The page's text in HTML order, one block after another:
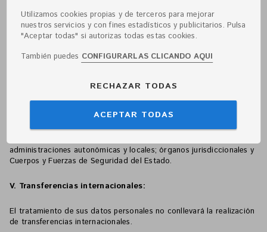
IV. Comunicaciones de datos personales:
Sus datos personales podrán ser comunicados a proveedores de
servicios tecnológicos externos, tales como servicios de
tratarán sus datos siguiendo estrictamente las instrucciones del
En caso de resultar legalmente procedente, sus datos personales
serán comunicados a terceros tales como órganos, organismos e
administraciones autonómicas y locales; órganos jurisdiccionales y
Cuerpos y Fuerzas de Seguridad del Estado.
V. Transferencias internacionales:
El tratamiento de sus datos personales no conllevará la realización
de transferencias internacionales.
Utilizamos cookies propias y de terceros para mejorar
nuestros servicios y con fines estadísticos y publicitarios. Pulsa
"Aceptar todas" si autorizas todas estas cookies.
También puedes CONFIGURARLAS CLICANDO AQUI
RECHAZAR TODAS
ACEPTAR TODAS